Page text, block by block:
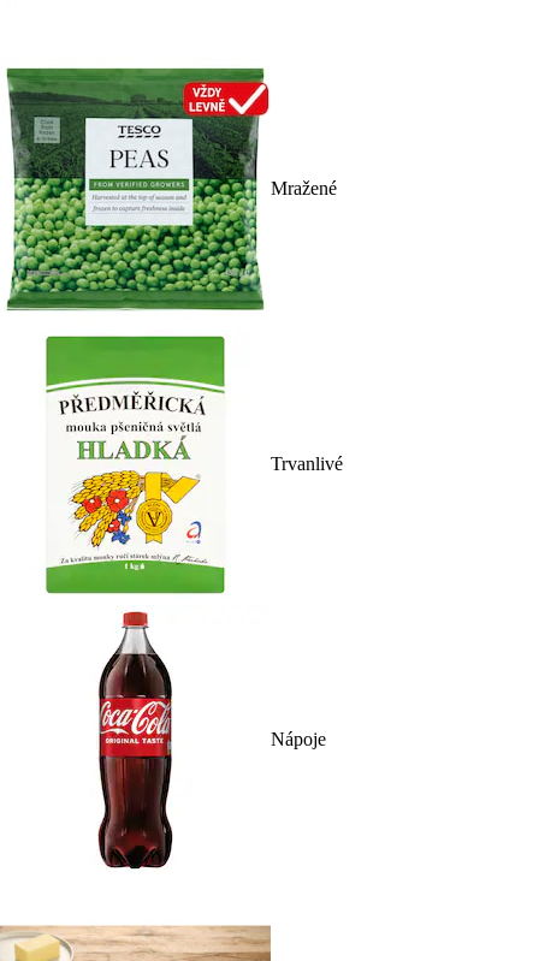
Mražené
Trvanlivé
Nápoje